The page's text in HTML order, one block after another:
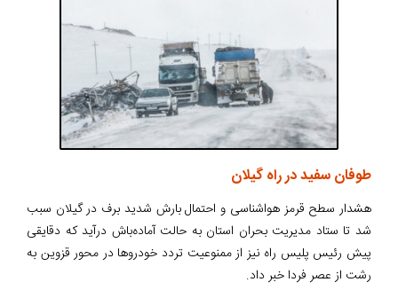
طوفان سفید در راه گیلان
هشدار سطح قرمز هواشناسی و احتمال بارش شدید برف در گیلان سبب
شد تا ستاد مدیریت بحران استان به حالت آماده‌باش درآید که دقایقی
پیش رئیس پلیس راه نیز از ممنوعیت تردد خودروها در محور قزوین به
رشت از عصر فردا خبر داد.